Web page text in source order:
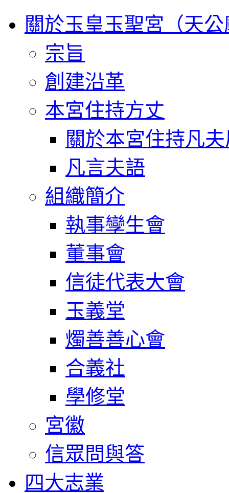
關於玉皇玉聖宮（天
宗旨
創建沿革
本宮住持方丈
關於本宮住持凡
凡言夫語
組織簡介
執事孿生會
董事會
信徒代表大會
玉義堂
燭善善心會
合義社
學修堂
宮徽
信眾問與答
四大志業